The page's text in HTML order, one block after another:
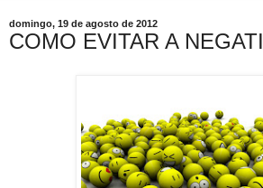
domingo, 19 de agosto de 2012
COMO EVITAR A